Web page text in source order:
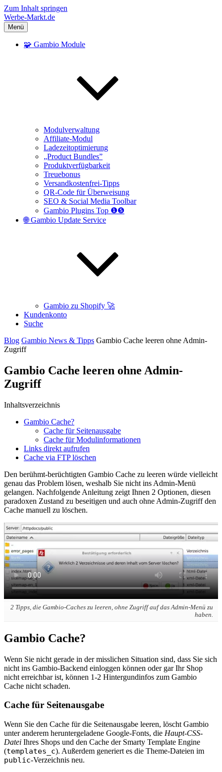
Zum Inhalt springen
Werbe-Markt.de
Menü
🧩 Gambio Module
Modulverwaltung
Affiliate-Modul
Ladezeitoptimierung
„Product Bundles”
Produktverfügbarkeit
Treuebonus
Versandkostenfrei-Tipps
QR-Code für Überweisung
SEO & Social Media Toolbar
Gambio Plugins Top ❶❺
🌐 Gambio Update Service
Gambio zu Shopify 🚀
Kundenkonto
Suche
Blog Gambio News & Tipps Gambio Cache leeren ohne Admin-
Zugriff
Gambio Cache leeren ohne Admin-
Zugriff
Inhaltsverzeichnis
Gambio Cache?
Cache für Seitenausgabe
Cache für Modulinformationen
Links direkt aufrufen
Cache via FTP löschen
Den berühmt-berüchtigten Gambio Cache zu leeren würde vielleicht
genau das Problem lösen, weshalb Sie nicht ins Admin-Menü
gelangen. Nachfolgende Anleitung zeigt Ihnen 2 Optionen, diesen
paradoxen Zustand zu beseitigen und auch ohne Admin-Zugriff den
Cache manuell zu löschen.
2 Tipps, die Gambio-Caches zu leeren, ohne Zugriff auf das Admin-Menü zu
haben.
Gambio Cache?
Wenn Sie nicht gerade in der misslichen Situation sind, dass Sie sich
nicht ins Gambio-Backend einloggen können oder gar Ihr Shop
nicht erreichbar ist, können 1-2 Hintergundinfos zum Gambio
Cache nicht schaden.
Cache für Seitenausgabe
Wenn Sie den Cache für die Seitenausgabe leeren, löscht Gambio
unter anderem heruntergeladene Google-Fonts, die Haupt-CSS-
Datei Ihres Shops und den Cache der Smarty Template Engine
(templates_c). Außerdem generiert es die Theme-Dateien im
public-Verzeichnis neu.